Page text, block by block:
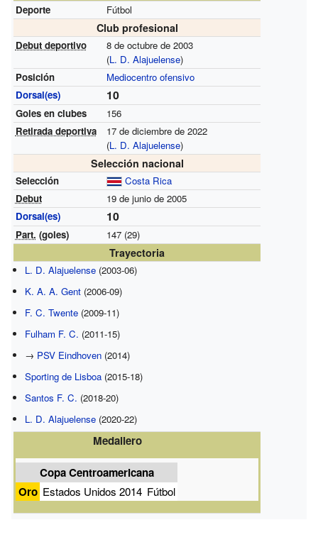
Deporte Fútbol
Club profesional
Debut deportivo
8 de octubre de 2003
(L. D. Alajuelense)
Posición
Mediocentro ofensivo
Dorsal(es)
10
Goles en clubes
156
Retirada deportiva
17 de diciembre de 2022
(L. D. Alajuelense)
Selección nacional
Selección
Costa Rica
Debut
19 de junio de 2005
Dorsal(es)
10
Part. (goles) 147 (29)
Trayectoria
L. D. Alajuelense (2003-06)
K. A. A. Gent (2006-09)
F. C. Twente (2009-11)
Fulham F. C. (2011-15)
→ PSV Eindhoven (2014)
Sporting de Lisboa (2015-18)
Santos F. C. (2018-20)
L. D. Alajuelense (2020-22)
Medallero
Copa Centroamericana
Oro Estados Unidos 2014 Fútbol